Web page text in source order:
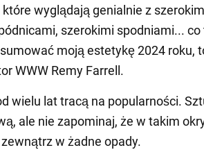
wyglądają genialnie z
szerokimi spodniami...
moją estetykę 2024 roku,
WWW Remy Farrell.
wielu lat tracą na popularności.
ale nie zapominaj, że w takim
w żadne opady.